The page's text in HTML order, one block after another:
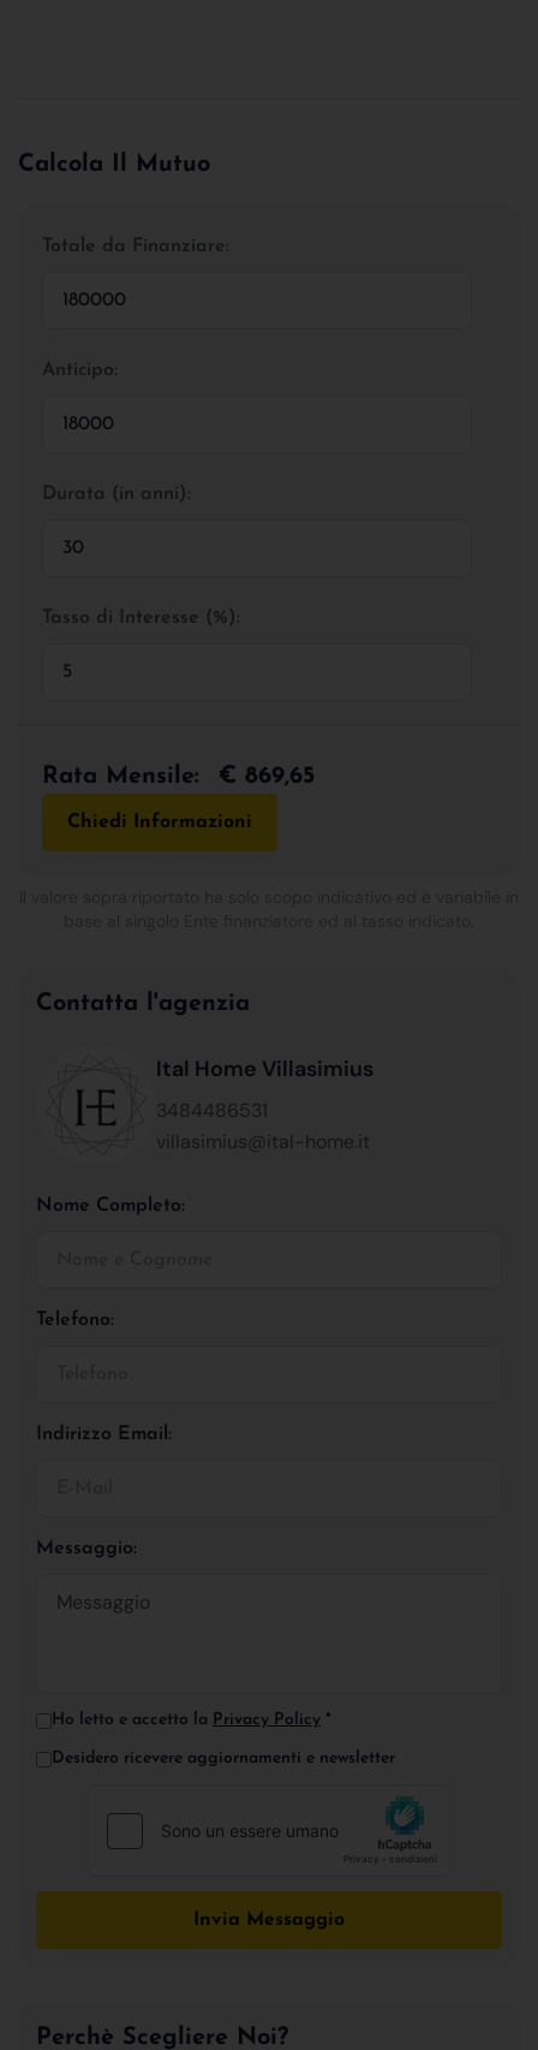
Calcola Il Mutuo
Totale da Finanziare:
Anticipo:
Durata (in anni):
Tasso di Interesse (%):
Rata Mensile: € 869,65
Chiedi Informazioni
Contatta l'agenzia
Ital Home Villasimius
3484486531
villasimius@ital-home.it
Nome Completo:
Telefono:
Indirizzo Email:
Messaggio:
Ho letto e accetto la Privacy Policy *
Desidero ricevere aggiornamenti e newsletter
Invia Messaggio
Perchè Scegliere Noi?